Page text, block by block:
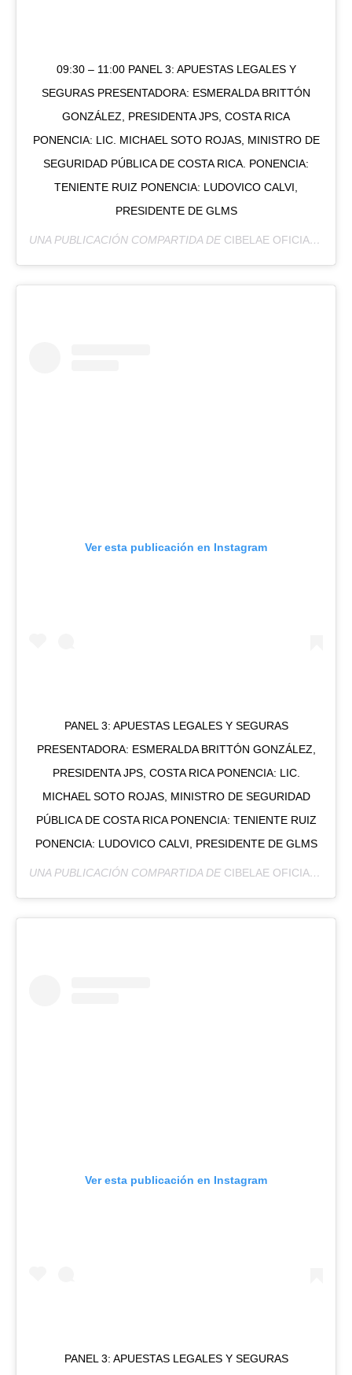
09:30 – 11:00 PANEL 3: APUESTAS LEGALES Y
SEGURAS PRESENTADORA: ESMERALDA BRITTÓN
GONZÁLEZ, PRESIDENTA JPS, COSTA RICA
PONENCIA: LIC. MICHAEL SOTO ROJAS, MINISTRO DE
SEGURIDAD PÚBLICA DE COSTA RICA. PONENCIA:
TENIENTE RUIZ PONENCIA: LUDOVICO CALVI,
PRESIDENTE DE GLMS
UNA PUBLICACIÓN COMPARTIDA DE CIBELAE OFICIAL
Ver esta publicación en Instagram
PANEL 3: APUESTAS LEGALES Y SEGURAS
PRESENTADORA: ESMERALDA BRITTÓN GONZÁLEZ,
PRESIDENTA JPS, COSTA RICA PONENCIA: LIC.
MICHAEL SOTO ROJAS, MINISTRO DE SEGURIDAD
PÚBLICA DE COSTA RICA PONENCIA: TENIENTE RUIZ
PONENCIA: LUDOVICO CALVI, PRESIDENTE DE GLMS
UNA PUBLICACIÓN COMPARTIDA DE CIBELAE OFICIAL
Ver esta publicación en Instagram
PANEL 3: APUESTAS LEGALES Y SEGURAS